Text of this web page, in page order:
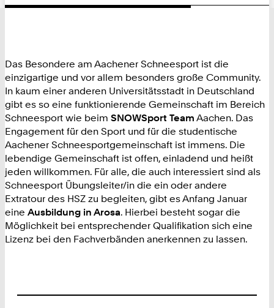
Das Besondere am Aachener Schneesport ist die
einzigartige und vor allem besonders große Community.
In kaum einer anderen Universitätsstadt in Deutschland
gibt es so eine funktionierende Gemeinschaft im Bereich
Schneesport wie beim SNOWSport Team Aachen. Das
Engagement für den Sport und für die studentische
Aachener Schneesportgemeinschaft ist immens. Die
lebendige Gemeinschaft ist offen, einladend und heißt
jeden willkommen. Für alle, die auch interessiert sind als
Schneesport Übungsleiter/in die ein oder andere
Extratour des HSZ zu begleiten, gibt es Anfang Januar
eine Ausbildung in Arosa. Hierbei besteht sogar die
Möglichkeit bei entsprechender Qualifikation sich eine
Lizenz bei den Fachverbänden anerkennen zu lassen.